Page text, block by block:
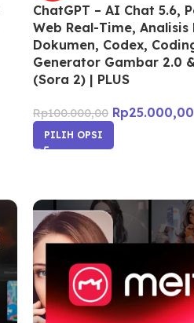
ChatGPT – AI Chat 5.6,
Web Real-Time, Analisis
Dokumen, Codex,
Generator Gambar 2.0
(Sora 2) | PLUS
Rp100.000,00 Rp25.000,00
PILIH OPSI